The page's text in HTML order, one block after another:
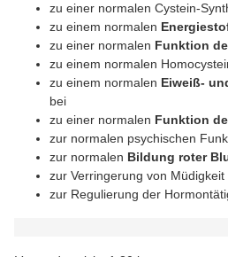
zu einer normalen Cystein-
zu einem normalen
zu einer normalen Funktion
zu einem normalen
zu einem normalen Eiweiß-
bei
zu einer normalen Funktion
zur normalen psychischen
zur normalen Bildung roter
zur Verringerung von
zur Regulierung der